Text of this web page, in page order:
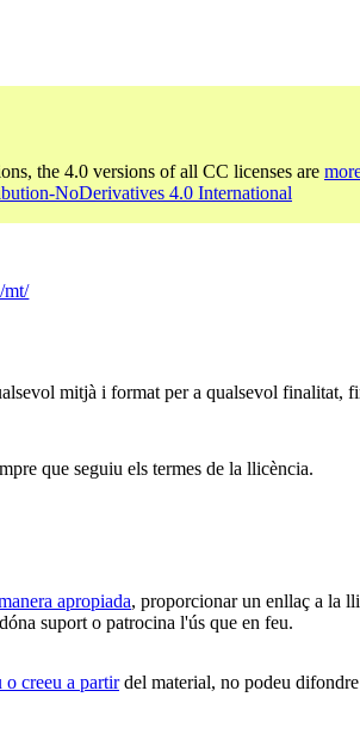
the 4.0 versions of all CC licenses are
NoDerivatives 4.0 International
mt/
mitjà i format per a qualsevol finalitat,
que seguiu els termes de la llicència.
apropiada, proporcionar un enllaç a la
suport o patrocina l'ús que en feu.
o creeu a partirdel material, no podeu